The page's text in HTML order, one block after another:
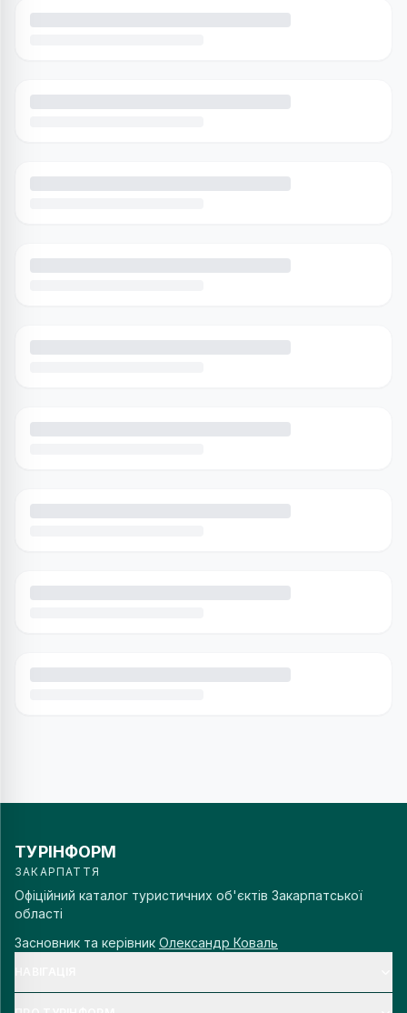
ТУРІНФОРМ
ЗАКАРПАТТЯ
Офіційний каталог туристичних об'єктів Закарпатської
області
Засновник та керівник Олександр Коваль